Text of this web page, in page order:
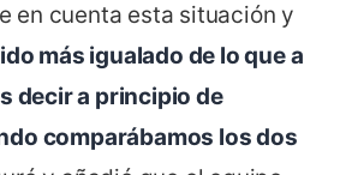
en cuenta esta situación y
más igualado de lo que a
decir a principio de
comparábamos los dos